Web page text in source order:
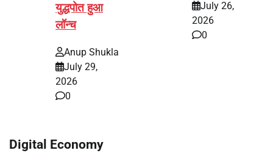
युद्धपोत हुआ
लॉन्च
Anup Shukla
July 29,
2026
0
July 26,
2026
0
Digital Economy